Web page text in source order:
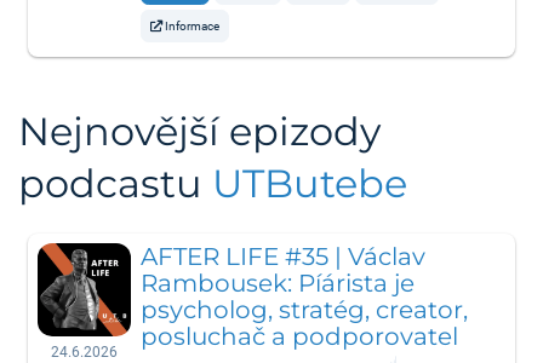
Informace
Nejnovější epizody
podcastu UTButebe
24.6.2026
AFTER LIFE #35 | Václav
Rambousek: Píárista je
psycholog, stratég, creator,
posluchač a podporovatel